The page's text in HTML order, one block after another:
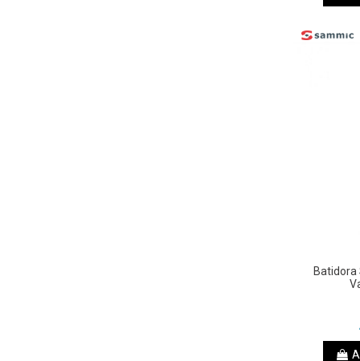
Batidora